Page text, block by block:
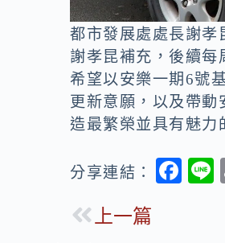
都市發展處處長謝孝
謝孝昆補充，後續每
希望以安樂一期6號
更新意願，以及帶動
造最繁榮並具有魅力
分享連結：
F
上一篇